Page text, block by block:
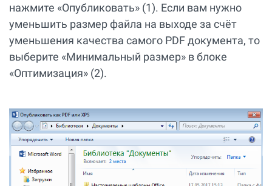
нажмите «Опубликовать» (1). Если вам нужно
уменьшить размер файла на выходе за счёт
уменьшения качества самого PDF документа, то
выберите «Минимальный размер» в блоке
«Оптимизация» (2).